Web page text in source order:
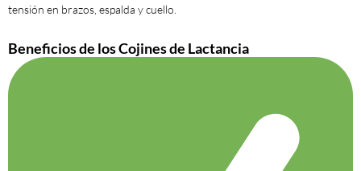
tensión en brazos, espalda y cuello.
Beneficios de los Cojines de Lactancia